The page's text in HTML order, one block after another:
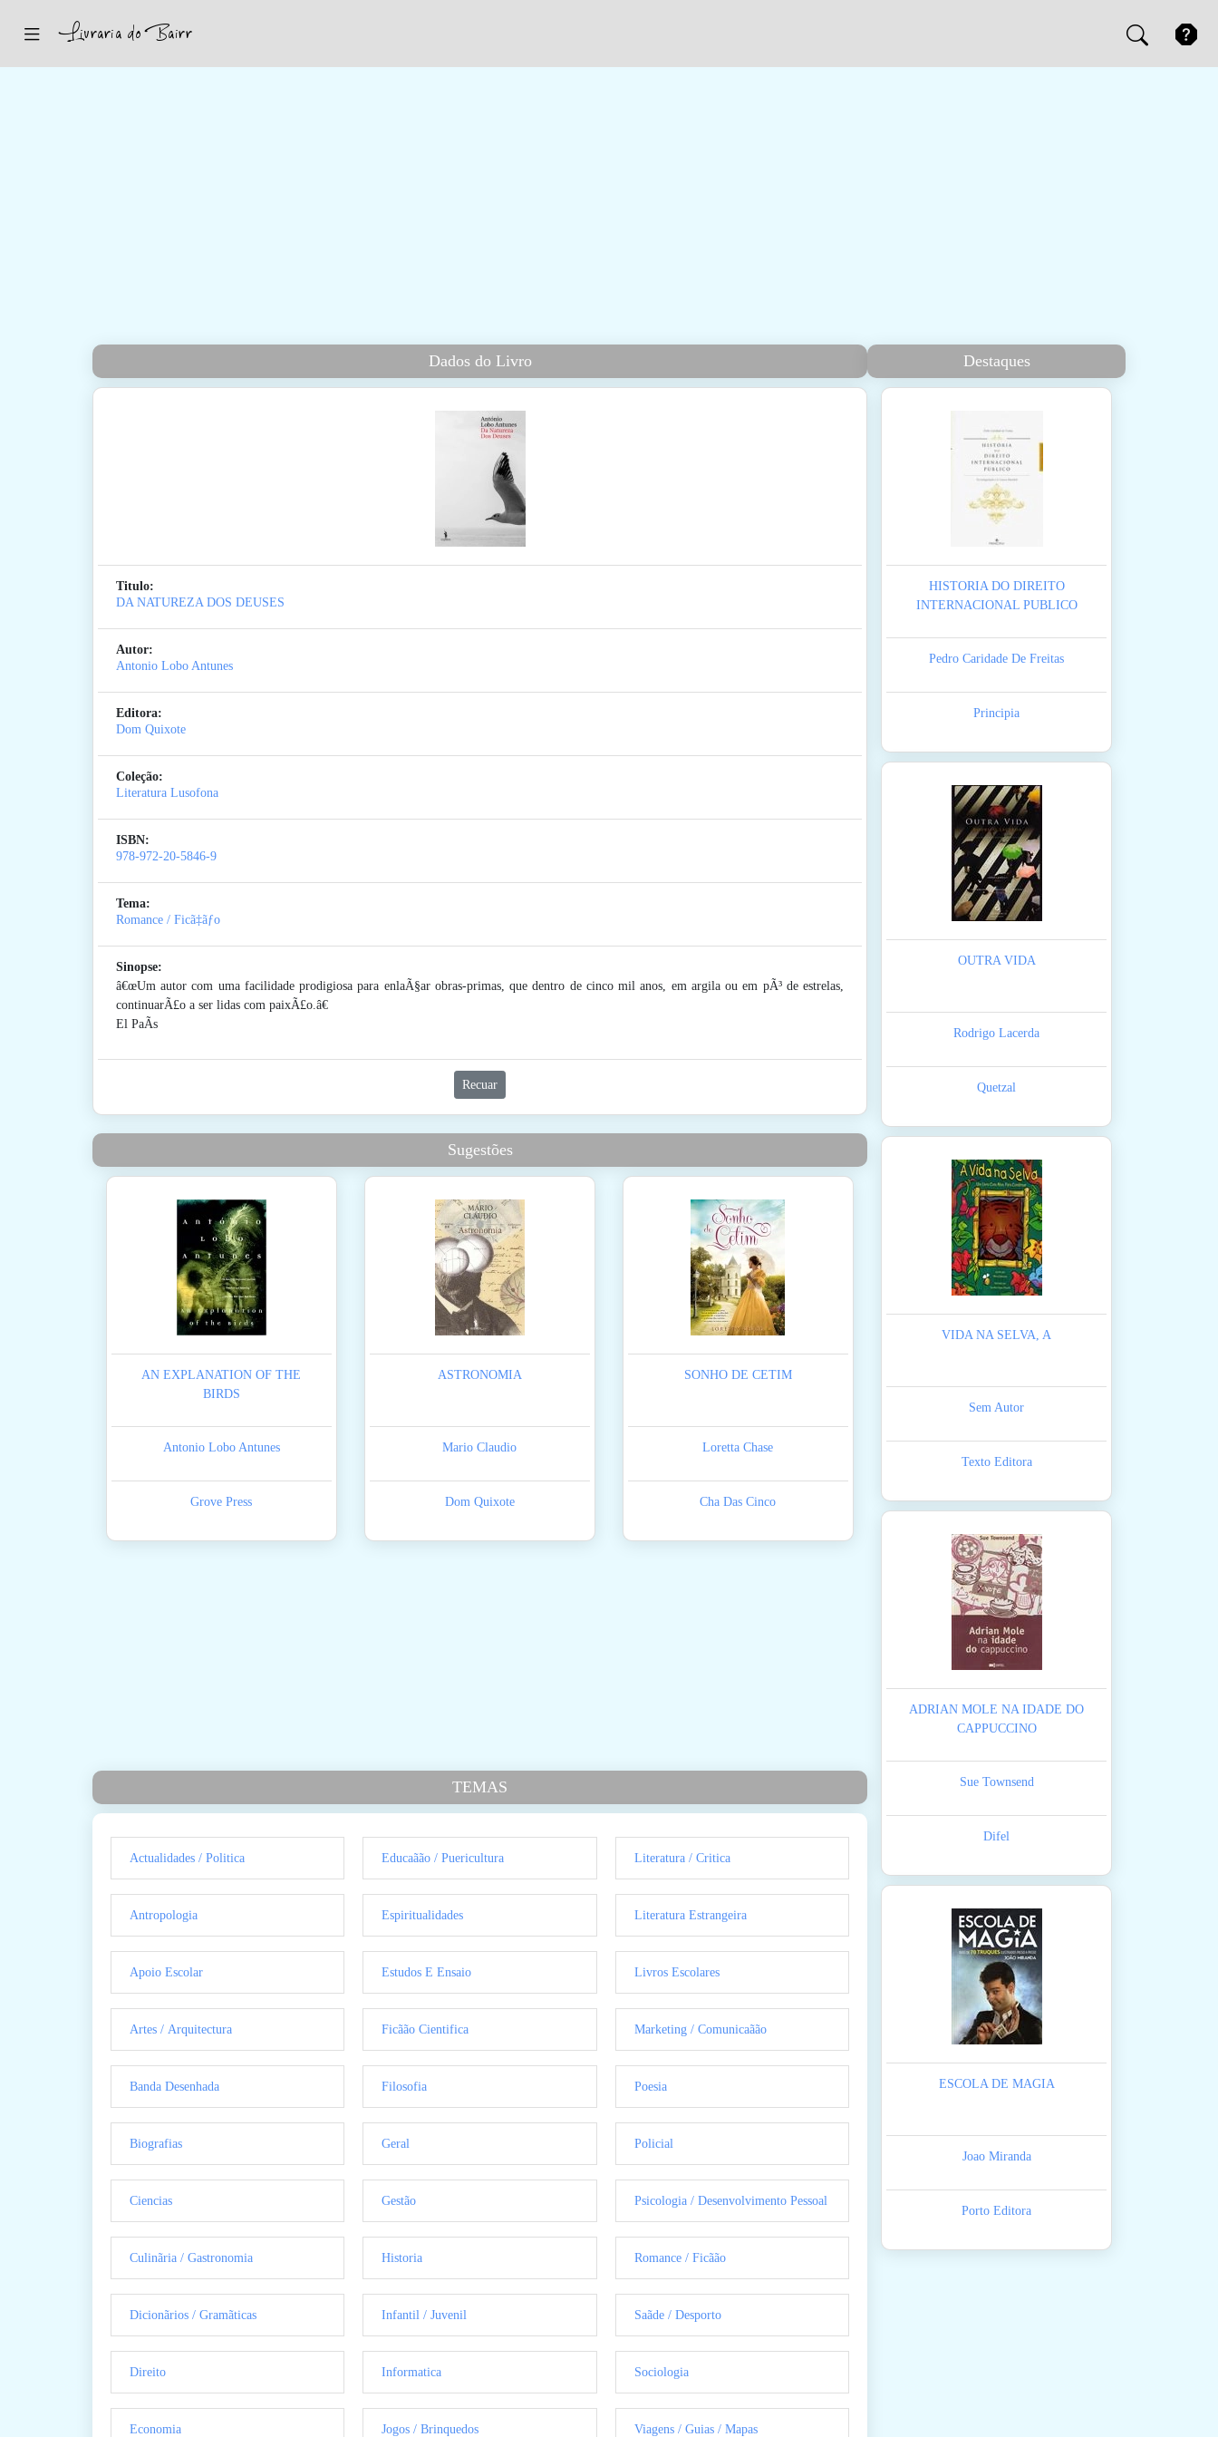
Dados do Livro
Titulo:
DA NATUREZA DOS DEUSES
Autor:
Antonio Lobo Antunes
Editora:
Dom Quixote
Coleção:
Literatura Lusofona
ISBN:
978-972-20-5846-9
Tema:
Romance / Ficã‡ãƒo
Sinopse:
â€œUm autor com uma facilidade prodigiosa para enlaÃ§ar obras-primas, que dentro de cinco mil anos, em argila ou em pÃ³ de estrelas,
continuarÃ£o a ser lidas com paixÃ£o.â€
El PaÃ­s
Recuar
Sugestões
AN EXPLANATION OF THE
BIRDS
Antonio Lobo Antunes
Grove Press
ASTRONOMIA
Mario Claudio
Dom Quixote
SONHO DE CETIM
Loretta Chase
Cha Das Cinco
TEMAS
Actualidades / Politica
Antropologia
Apoio Escolar
Artes / Arquitectura
Banda Desenhada
Biografias
Ciencias
Culinãria / Gastronomia
Dicionãrios / Gramãticas
Direito
Economia
Educaãão / Puericultura
Espiritualidades
Estudos E Ensaio
Ficãão Cientifica
Filosofia
Geral
Gestão
Historia
Infantil / Juvenil
Informatica
Jogos / Brinquedos
Literatura / Critica
Literatura Estrangeira
Livros Escolares
Marketing / Comunicaãão
Poesia
Policial
Psicologia / Desenvolvimento Pessoal
Romance / Ficãão
Saãde / Desporto
Sociologia
Viagens / Guias / Mapas
Destaques
HISTORIA DO DIREITO
INTERNACIONAL PUBLICO
Pedro Caridade De Freitas
Principia
OUTRA VIDA
Rodrigo Lacerda
Quetzal
VIDA NA SELVA, A
Sem Autor
Texto Editora
ADRIAN MOLE NA IDADE DO
CAPPUCCINO
Sue Townsend
Difel
ESCOLA DE MAGIA
Joao Miranda
Porto Editora